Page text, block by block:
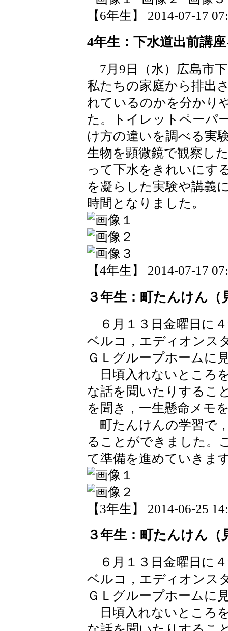
【6年生】 2014-07-17
4年生：下水道出前講
7月9日（水）広島市
私たちの家庭から排出
れているのかを分かり
た。トイレットペーパ
け方の違いを調べる実
生物を顕微鏡で観察し
って下水をきれいにす
を凝らした実験や講義
時間となりました。
【4年生】 2014-07-17
３年生：町たんけん（
６月１３日金曜日に
ベルコ，エディオンス
ＧＬグループホームに
日頃入れないところ
な話を聞いたりするこ
を聞き，一生懸命メモ
町たんけんの学習で
ることができました。
て準備を進めていきま
【3年生】 2014-06-25
３年生：町たんけん（
６月１３日金曜日に
ベルコ，エディオンス
ＧＬグループホームに
日頃入れないところ